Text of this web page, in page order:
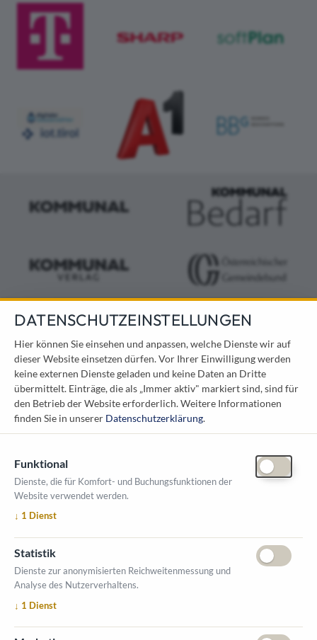
KONTAKT
Österreichischer Kommunal-Verlag GmbH
Löwelstraße 6 / 2. Stock
1010 Wien
messe@kommunal.at
ÖFFNUNGSZEITEN MESSE
2. Oktober 2026, 9-16 Uhr
VERANSTALTUNGSORT
Salzburger Messe
Messezentrum 1
5020 Salzburg
DATENSCHUTZEINSTELLUNGEN
Hier können Sie einsehen und anpassen, welche Dienste wir auf
dieser Website einsetzen dürfen. Vor Ihrer Einwilligung werden
keine externen Dienste geladen und keine Daten an Dritte
übermittelt. Einträge, die als „Immer aktiv" markiert sind, sind für
den Betrieb der Website erforderlich.Weitere Informationen
finden Sie in unserer Datenschutzerklärung.
Funktional
Dienste, die für Komfort- und Buchungsfunktionen der
Website verwendet werden.
↓ 1 Dienst
Statistik
Dienste zur anonymisierten Reichweitenmessung und
Analyse des Nutzerverhaltens.
↓ 1 Dienst